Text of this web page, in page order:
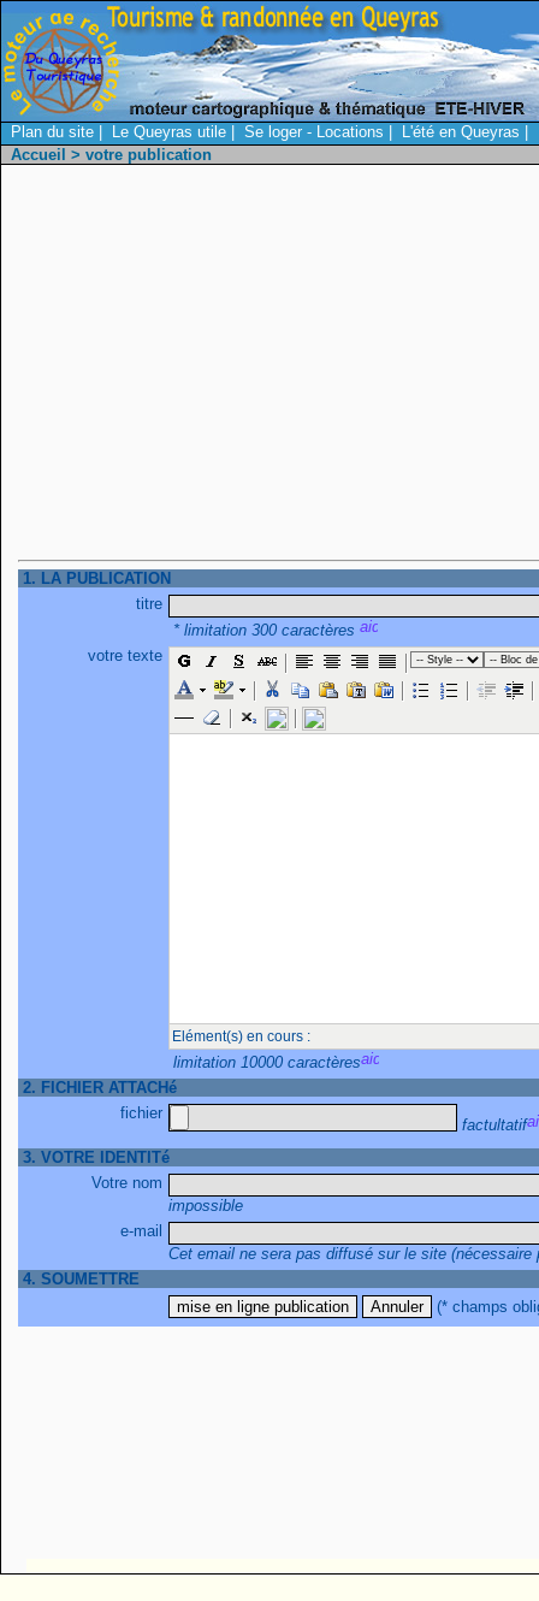
Plan du site| Le Queyras utile| Se loger - Locations L'été en Queyras
Accueil > votre publication
1. LA PUBLICATION
titre
* limitation 300 caractères
votre texte
Elément(s) en cours :
limitation 10000 caractères
2. FICHIER ATTACHé
fichier
factultatif
3. VOTRE IDENTITé
Votre nom
impossible
e-mail
Cet email ne sera pas diffusé sur le site
4. SOUMETTRE
(* champs